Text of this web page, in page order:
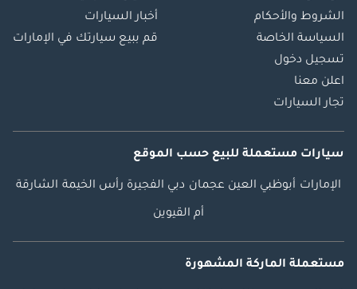
الشروط والأحكام
السياسة الخاصة
تسجيل دخول
اعلن معنا
تجار السيارات
أخبار السيارات
قم ببيع سيارتك في الإمارات
سيارات مستعملة للبيع حسب الموقع
الإمارات أبوظبي العين عجمان دبي الفجيرة رأس الخيمة الشارقة
أم القيوين
مستعملة الماركة المشهورة